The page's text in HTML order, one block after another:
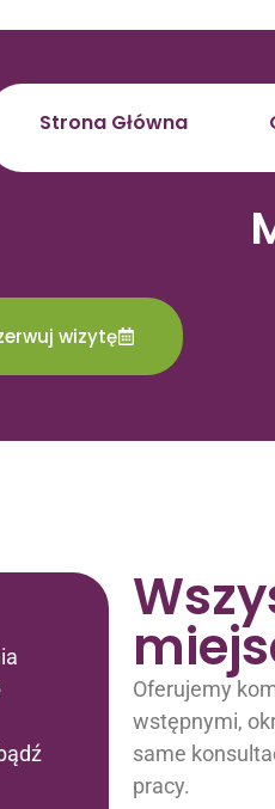
Strona Główna
wizytę
Oferujemy
wstępnymi,
same
pracy.